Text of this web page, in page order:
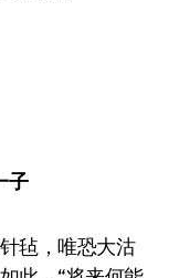
子
毡，唯恐大沽